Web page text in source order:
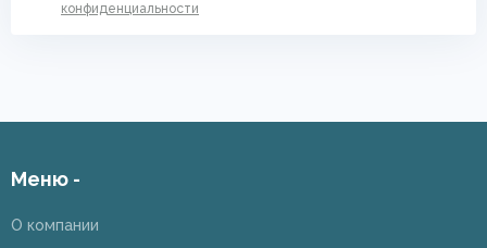
конфиденциальности
Меню -
О компании